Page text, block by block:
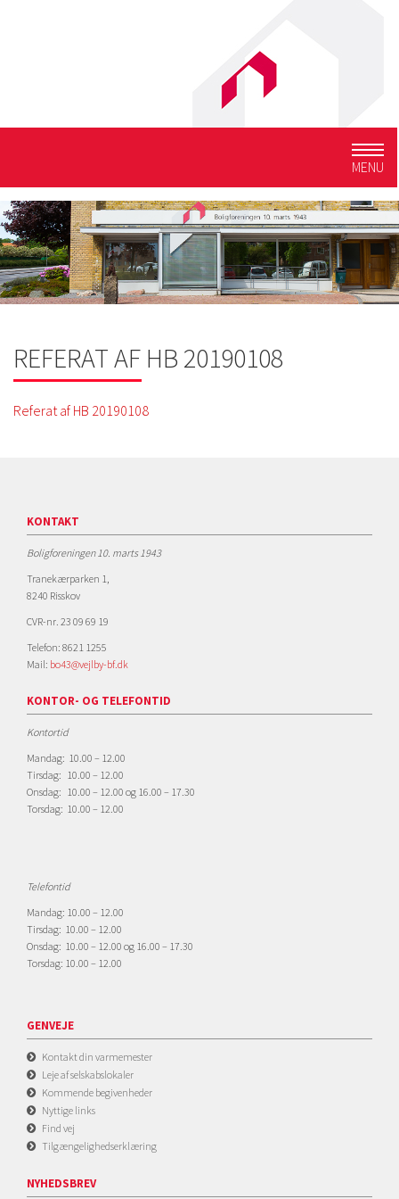
MENU
REFERAT AF HB 20190108
Referat af HB 20190108
KONTAKT
Boligforeningen 10. marts 1943
Tranekærparken 1,
8240 Risskov
CVR-nr. 23 09 69 19
Telefon: 8621 1255
Mail: bo43@vejlby-bf.dk
KONTOR- OG TELEFONTID
Kontortid
Mandag: 10.00 – 12.00
Tirsdag: 10.00 – 12.00
Onsdag: 10.00 – 12.00 og 16.00 – 17.30
Torsdag: 10.00 – 12.00
Telefontid
Mandag: 10.00 – 12.00
Tirsdag: 10.00 – 12.00
Onsdag: 10.00 – 12.00 og 16.00 – 17.30
Torsdag: 10.00 – 12.00
GENVEJE
Kontakt din varmemester
Leje af selskabslokaler
Kommende begivenheder
Nyttige links
Find vej
Tilgængelighedserklæring
NYHEDSBREV